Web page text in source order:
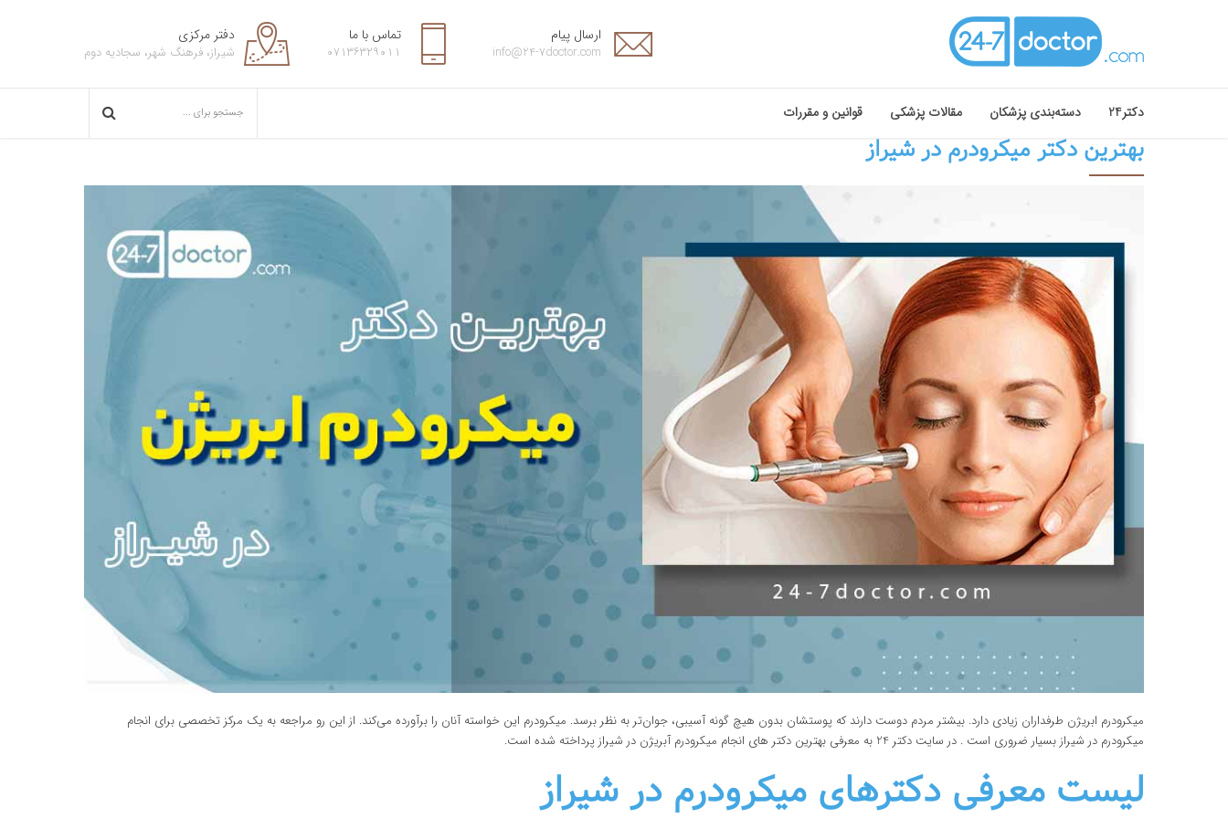
ارسال پیام
info@24-7doctor.com
تماس با ما
۰۷۱۳۶۳۲۹۰۱۱
دفتر مرکزی
شیراز، فرهنگ شهر، سجادیه دوم
دکتر24 دسته‌بندی پزشکان مقالات پزشکی قوانین و مقررات
بهترین دکتر میکرودرم در شیراز
میکرودرم ابریژن طرفداران زیادی دارد. بیشتر مردم دوست دارند که پوستشان بدون هیچ گونه آسیبی، جوان‌تر به نظر برسد. میکرودرم این خواسته آنان را برآورده می‌کند. از این رو مراجعه به یک مرکز تخصصی برای انجام
میکرودرم در شیراز بسیار ضروری است . در سایت دکتر 24 به معرفی بهترین دکتر های انجام میکرودرم آبریژن در شیراز پرداخته شده است.
لیست معرفی دکترهای میکرودرم در شیراز